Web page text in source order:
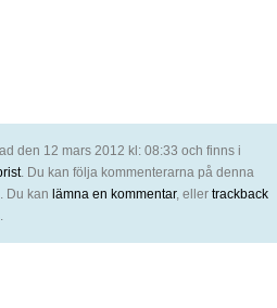
den 12 mars 2012 kl: 08:33 och finns i
. Du kan följa kommenterarna på denna
Du kan lämna en kommentar, eller trackback